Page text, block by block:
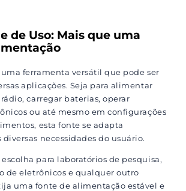
de Uso: Mais que uma
uma ferramenta versátil que pode ser
aplicações. Seja para alimentar
carregar baterias, operar
ou até mesmo em configurações
esta fonte se adapta
necessidades do usuário.
para laboratórios de pesquisa,
de eletrônicos e qualquer outro
uma fonte de alimentação estável e